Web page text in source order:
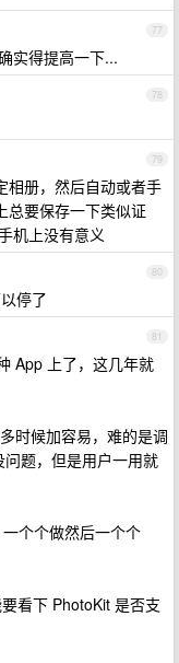
77
实得提高一下...
78
79
相册，然后自动或者手
总要保存一下类似证
机上没有意义
80
停了
81
App 上了，这几年就
时候加容易，难的是调
题，但是用户一用就
个个做然后一个个
看下 PhotoKit 是否支